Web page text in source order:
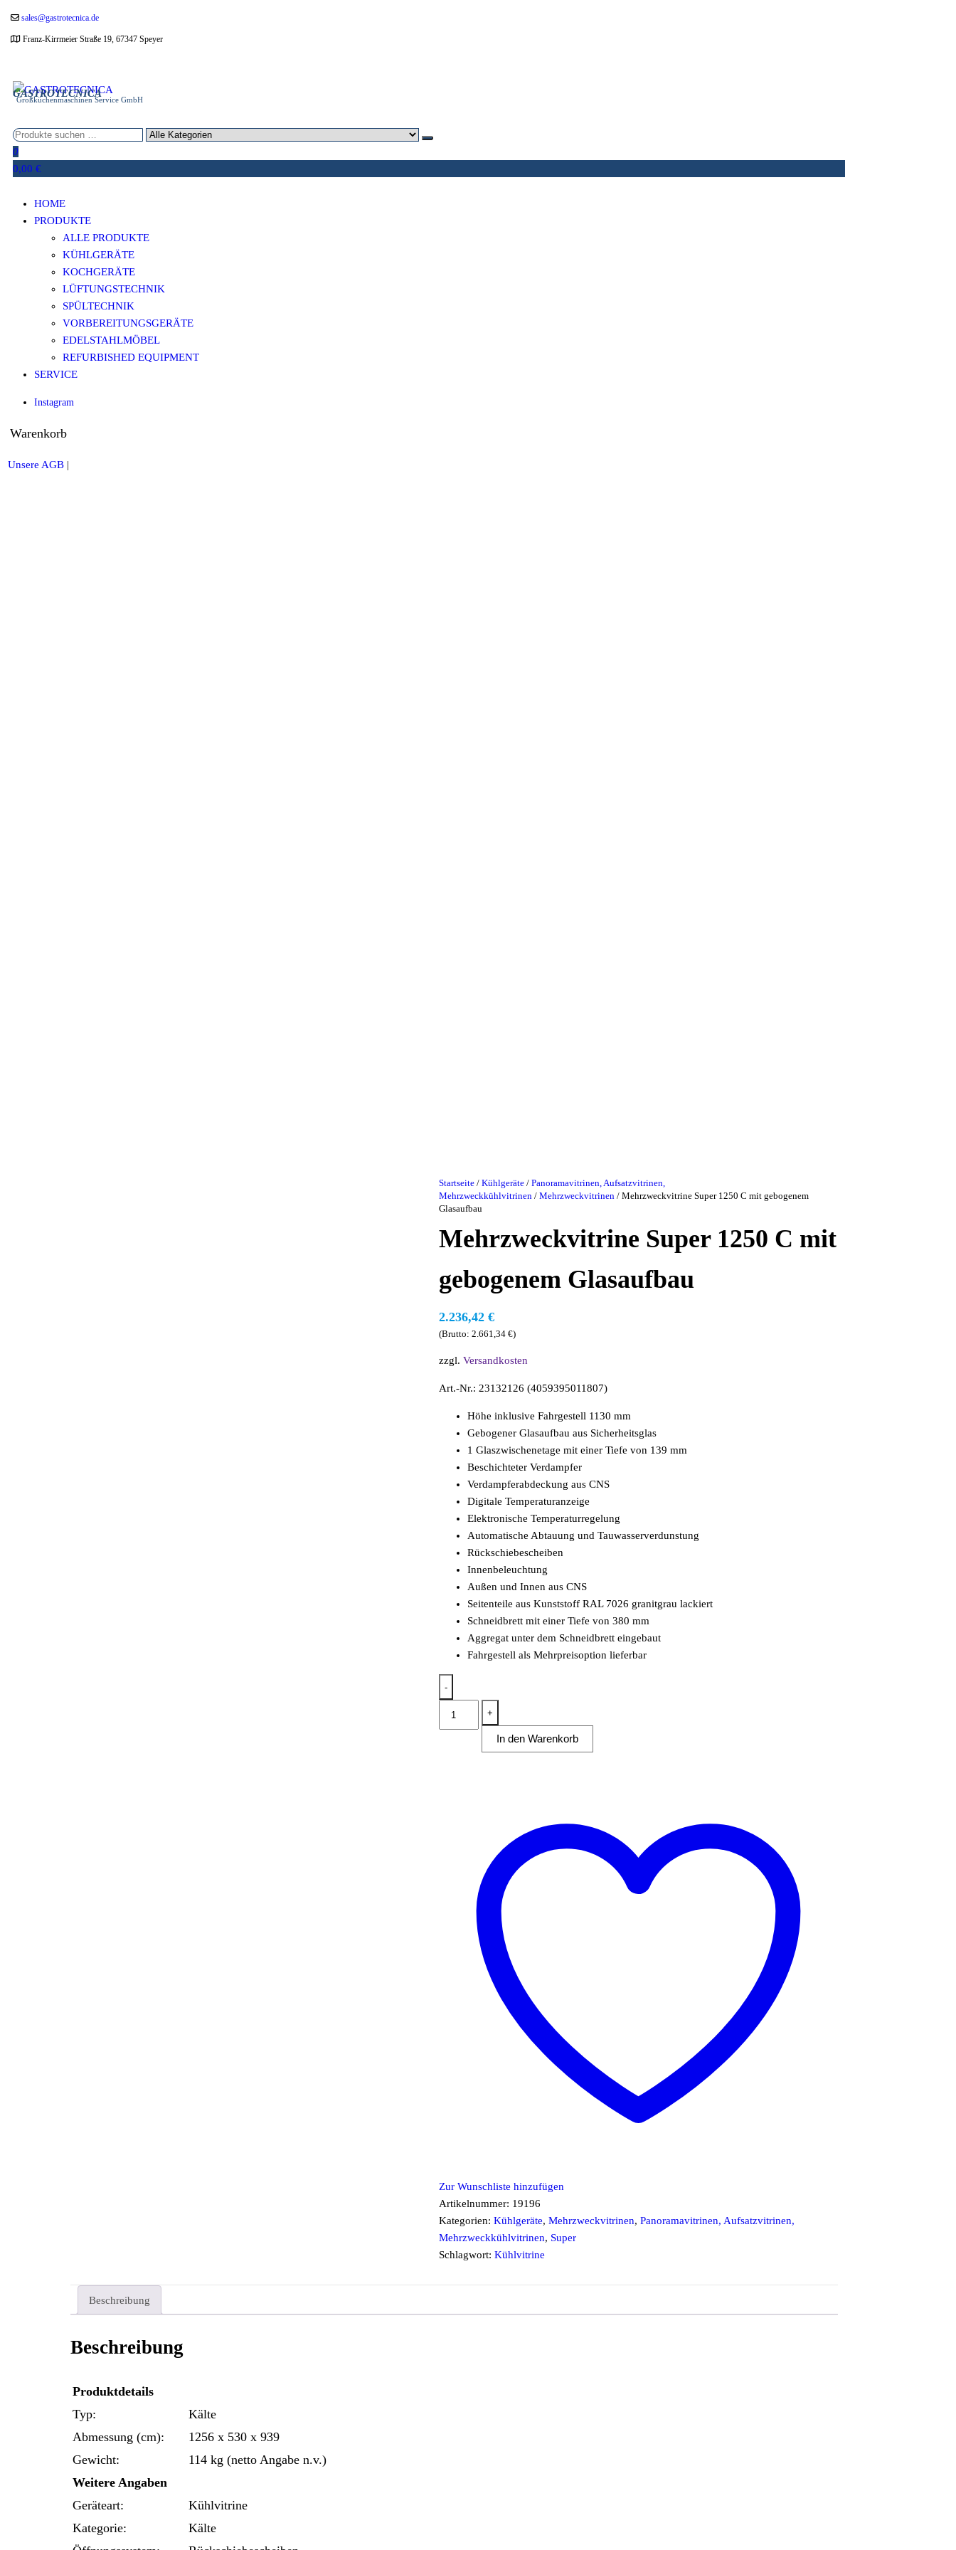
Zumsales@gastrotecnica.de
Franz-Kirrmeier Straße 19, 67347 Speyer
GASTROTECNICA
Großküchenmaschinen Service GmbH
0
0,00 €
HOME
PRODUKTE
ALLE PRODUKTE
KÜHLGERÄTE
KOCHGERÄTE
LÜFTUNGSTECHNIK
SPÜLTECHNIK
VORBEREITUNGSGERÄTE
EDELSTAHLMÖBEL
REFURBISHED EQUIPMENT
SERVICE
Instagram
Startseite/ Kühlgeräte/ Panoramavitrinen, Aufsatzvitrinen,
Mehrzweckkühlvitrinen/ Mehrzweckvitrinen/ Mehrzweckvitrine Super 1250 C mit gebogenem
Glasaufbau
Mehrzweckvitrine Super 1250 C mit
gebogenem Glasaufbau
2.236,42 €
(Brutto: 2.661,34 €)
zzgl. Versandkosten
Art.-Nr.: 23132126 (4059395011807)
Höhe inklusive Fahrgestell 1130 mm
Gebogener Glasaufbau aus Sicherheitsglas
1 Glaszwischenetage mit einer Tiefe von 139 mm
Beschichteter Verdampfer
Verdampferabdeckung aus CNS
Digitale Temperaturanzeige
Elektronische Temperaturregelung
Automatische Abtauung und Tauwasserverdunstung
Rückschiebescheiben
Innenbeleuchtung
Außen und Innen aus CNS
Seitenteile aus Kunststoff RAL 7026 granitgrau lackiert
Schneidbrett mit einer Tiefe von 380 mm
Aggregat unter dem Schneidbrett eingebaut
Fahrgestell als Mehrpreisoption lieferbar
-
+
In den Warenkorb
Zur Wunschliste hinzufügen
Artikelnummer: 19196
Kategorien: Kühlgeräte, Mehrzweckvitrinen, Panoramavitrinen, Aufsatzvitrinen,
Mehrzweckkühlvitrinen, Super
Schlagwort: Kühlvitrine
Beschreibung
Beschreibung
Produktdetails
Typ:
Kälte
Abmessung (cm):
1256 x 530 x 939
Gewicht:
114 kg (netto Angabe n.v.)
Weitere Angaben
Geräteart:
Kühlvitrine
Kategorie:
Kälte
Warenkorb
Unsere AGB|